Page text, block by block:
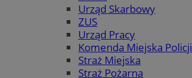
Urząd Skarbowy
ZUS
Urząd Pracy
Komenda Miejska Policji
Straż Miejska
Straż Pożarna